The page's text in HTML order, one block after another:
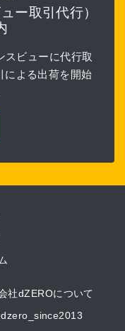
ー取引代行）
スビューに代行取
による出荷を開始
社dZEROについて